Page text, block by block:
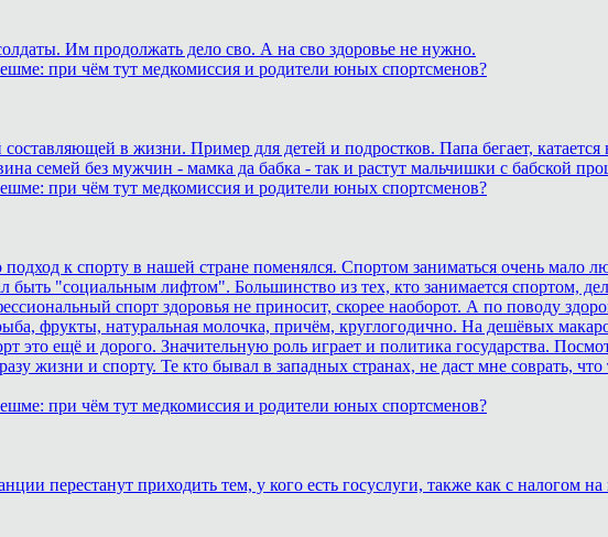
Им продолжать дело сво. А на сво здоровье не нужно.
при чём тут медкомиссия и родители юных спортсменов?
в жизни. Пример для детей и подростков. Папа бегает,
семей без мужчин - мамка да бабка - так и растут мальчишки с бабской
при чём тут медкомиссия и родители юных спортсменов?
к спорту в нашей стране поменялся. Спортом заниматься очень мало
быть "социальным лифтом". Большинство из тех, кто занимается спортом,
спорт здоровья не приносит, скорее наоборот. А по поводу
фрукты, натуральная молочка, причём, круглогодично. На дешёвых
это ещё и дорого. Значительную роль играет и политика государства.
жизни и спорту. Те кто бывал в западных странах, не даст мне соврать,
при чём тут медкомиссия и родители юных спортсменов?
перестанут приходить тем, у кого есть госуслуги, также как с налогом